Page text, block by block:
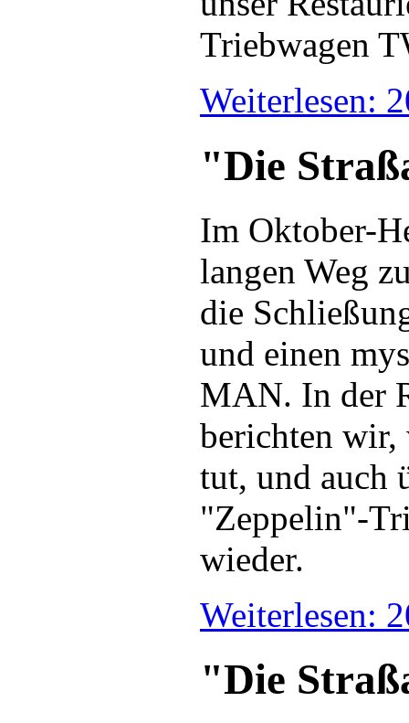
Triebwagen
Weiterlesen:
"Die
Im Oktober-
langen Weg
die
und einen
MAN. In der
berichten wir,
tut, und auch
"Zeppelin"-
wieder.
Weiterlesen:
"Die